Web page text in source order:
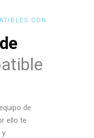
CON
de
ello te
y